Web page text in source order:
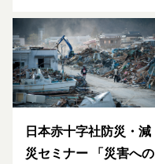
日本赤十字社防災・減
災セミナー 「災害への